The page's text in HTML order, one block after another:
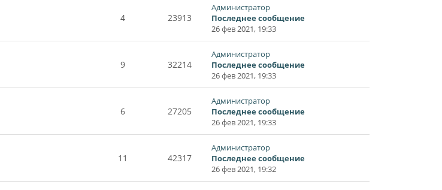
4 23913
Администратор
Последнее сообщение
26 фев 2021, 19:33
9 32214
Администратор
Последнее сообщение
26 фев 2021, 19:33
6 27205
Администратор
Последнее сообщение
26 фев 2021, 19:33
11 42317
Администратор
Последнее сообщение
26 фев 2021, 19:32